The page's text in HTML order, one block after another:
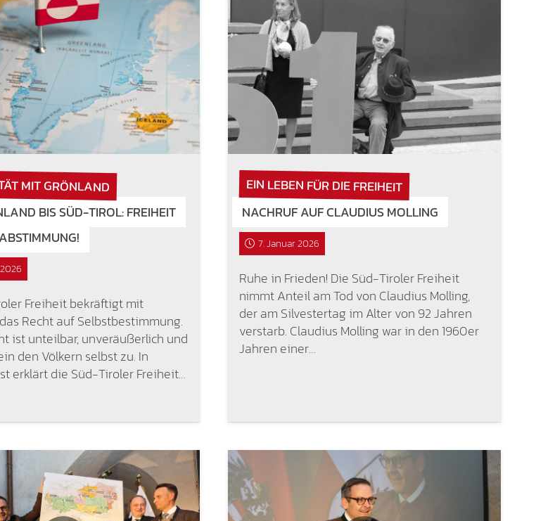
MIT GRÖNLAND
BIS SÜD-TIROL: FREIHEIT
Freiheit bekräftigt mit
Recht auf Selbstbestimmung.
ist unteilbar, unveräußerlich und
den Völkern selbst zu. In
erklärt die Süd-Tiroler Freiheit…
EIN LEBEN FÜR DIE FREIHEIT
NACHRUF AUF CLAUDIUS MOLLING
7. Januar 2026
Ruhe in Frieden! Die Süd-Tiroler Freiheit
nimmt Anteil am Tod von Claudius Molling,
der am Silvestertag im Alter von 92 Jahren
verstarb. Claudius Molling war in den 1960er
Jahren einer…